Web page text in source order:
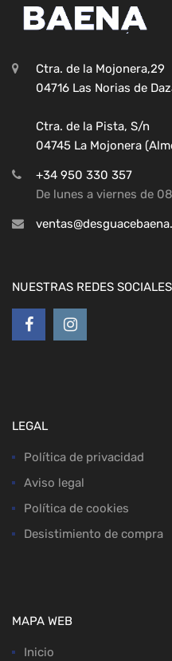
Ctra. de la Mojonera,29
04716 Las Norias de
Ctra. de la Pista, S/n
04745 La Mojonera
+34 950 330 357
De lunes a viernes de
NUESTRAS REDES
LEGAL
Política de privacidad
Aviso legal
Política de cookies
Desistimiento de compra
MAPA WEB
Inicio